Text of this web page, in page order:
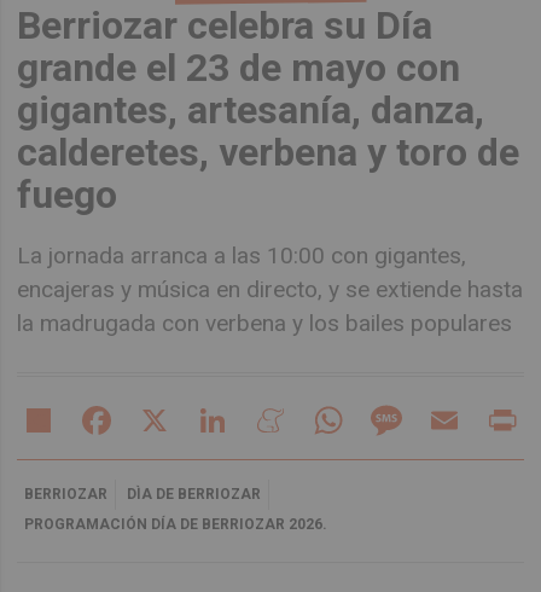
Berriozar celebra su Día
grande el 23 de mayo con
gigantes, artesanía, danza,
calderetes, verbena y toro de
fuego
La jornada arranca a las 10:00 con gigantes,
encajeras y música en directo, y se extiende hasta
la madrugada con verbena y los bailes populares
Share Facebook LinkedIn MeneameWhatsAppMessageEmail
BERRIOZAR
DÌA DE BERRIOZAR
PROGRAMACIÓN DÍA DE BERRIOZAR 2026.